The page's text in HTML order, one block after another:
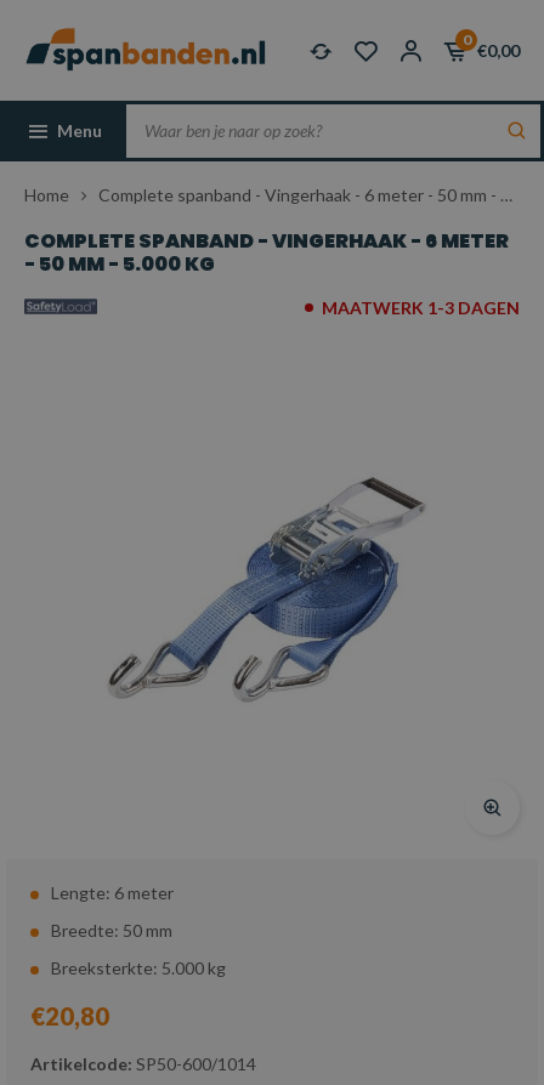
0
€0,00
Menu
Home Complete spanband - Vingerhaak - 6 meter - 50 mm - 5.000 kg
COMPLETE SPANBAND - VINGERHAAK - 6 METER
- 50 MM - 5.000 KG
MAATWERK 1-3 DAGEN
Lengte: 6 meter
Breedte: 50 mm
Breeksterkte: 5.000 kg
€20,80
Artikelcode: SP50-600/1014